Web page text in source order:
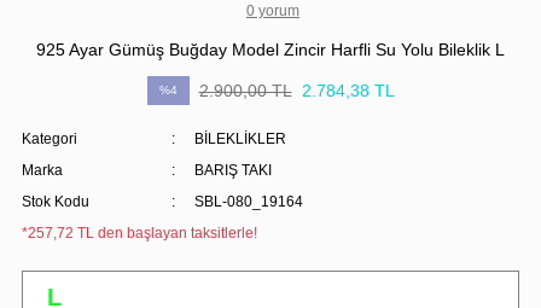
0 yorum
925 Ayar Gümüş Buğday Model Zincir Harfli Su Yolu Bileklik L
%4 2.900,00 TL 2.784,38 TL
Kategori
BİLEKLİKLER
Marka
BARIŞ TAKI
Stok Kodu
SBL-080_19164
*257,72 TL den başlayan taksitlerle!